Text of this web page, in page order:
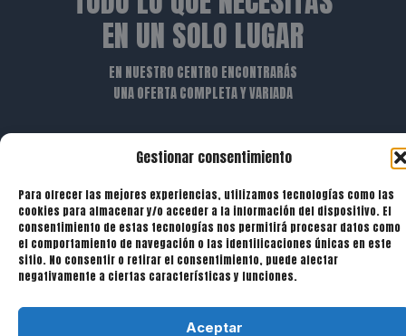
Gestionar consentimiento
Para ofrecer las mejores experiencias, utilizamos tecnologías como las
cookies para almacenar y/o acceder a la información del dispositivo. El
consentimiento de estas tecnologías nos permitirá procesar datos como
el comportamiento de navegación o las identificaciones únicas en este
sitio. No consentir o retirar el consentimiento, puede afectar
negativamente a ciertas características y funciones.
Aceptar
EN UN SOLO LUGAR
EN NUESTRO CENTRO ENCONTRARÁS
UNA OFERTA COMPLETA Y VARIADA